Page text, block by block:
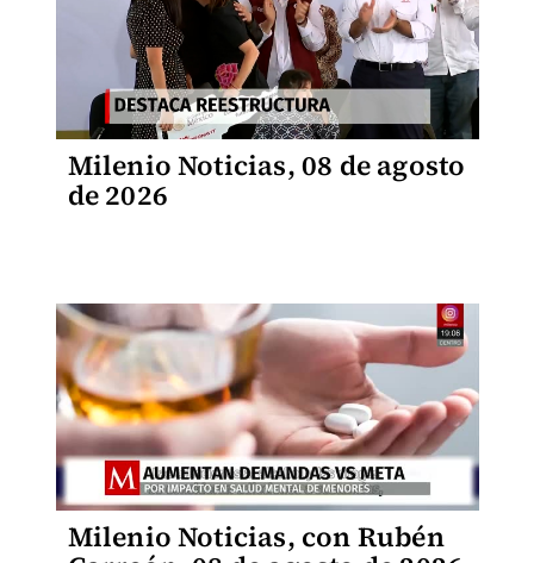
Milenio Noticias, 08 de agosto
de 2026
Milenio Noticias, con Rubén